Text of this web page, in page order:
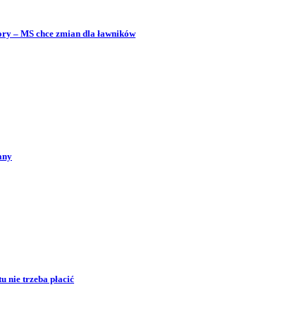
– MS chce zmian dla ławników
nie trzeba płacić